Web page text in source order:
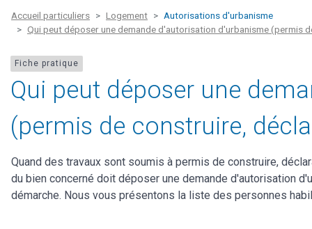
Accueil particuliers Logement
Autorisations d'urbanisme
Qui peut déposer une demande d'autorisation d'urbanisme (permis
Fiche pratique
Qui peut déposer une
(permis de construire,
Quand des travaux sont soumis à permis de construire,
du bien concerné doit déposer une demande d'autorisation
démarche. Nous vous présentons la liste des personnes